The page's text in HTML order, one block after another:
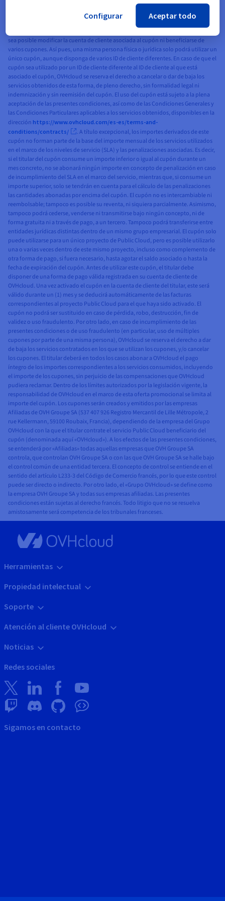
que está asociado el ID de cliente utilizado. El cupón se asigna a una persona física
o jurídica concreta que ya tenga una cuenta de cliente de OVHcloud, y está
asociado a su ID de cliente (identificador único). En caso de que la persona física o
sea posible modificar la cuenta de cliente asociada al cupón ni beneficiarse de
varios cupones. Así pues, una misma persona física o jurídica solo podrá utilizar un
único cupón, aunque disponga de varios ID de cliente diferentes. En caso de que el
cupón sea utilizado por un ID de cliente diferente al ID de cliente al que está
asociado el cupón, OVHcloud se reserva el derecho a cancelar o dar de baja los
servicios obtenidos de esta forma, de pleno derecho, sin formalidad legal ni
indemnización y sin reemisión del cupón. El uso del cupón está sujeto a la plena
aceptación de las presentes condiciones, así como de las Condiciones Generales y
las Condiciones Particulares aplicables a los servicios obtenidos, disponibles en la
dirección https://www.ovhcloud.com/es-es/terms-and-
conditions/contracts/
. A título excepcional, los importes derivados de este
cupón no forman parte de la base del importe mensual de los servicios utilizados
en el marco de los niveles de servicio (SLA) y las penalizaciones asociadas. Es decir,
si el titular del cupón consume un importe inferior o igual al cupón durante un
mes concreto, no se abonará ningún importe en concepto de penalización en caso
de incumplimiento del SLA en el marco del servicio, mientras que, si consume un
importe superior, solo se tendrán en cuenta para el cálculo de las penalizaciones
las cantidades abonadas por encima del cupón. El cupón no es intercambiable ni
reembolsable; tampoco es posible su reventa, ni siquiera parcialmente. Asimismo,
tampoco podrá cederse, venderse ni transmitirse bajo ningún concepto, ni de
forma gratuita ni a través de pago, a un tercero. Tampoco podrá transferirse entre
entidades jurídicas distintas dentro de un mismo grupo empresarial. El cupón solo
puede utilizarse para un único proyecto de Public Cloud, pero es posible utilizarlo
una o varias veces dentro de este mismo proyecto, incluso como complemento de
otra forma de pago, si fuera necesario, hasta agotar el saldo asociado o hasta la
fecha de expiración del cupón. Antes de utilizar este cupón, el titular debe
disponer de una forma de pago válida registrada en su cuenta de cliente de
OVHcloud. Una vez activado el cupón en la cuenta de cliente del titular, este será
válido durante un (1) mes y se deducirá automáticamente de las facturas
correspondientes al proyecto Public Cloud para el que haya sido activado. El
cupón no podrá ser sustituido en caso de pérdida, robo, destrucción, fin de
validez o uso fraudulento. Por otro lado, en caso de incumplimiento de las
presentes condiciones o de uso fraudulento (en particular, uso de múltiples
cupones por parte de una misma persona), OVHcloud se reserva el derecho a dar
de baja los servicios contratados en los que se utilizan los cupones, y/o cancelar
los cupones. El titular deberá en todos los casos abonar a OVHcloud el pago
íntegro de los importes correspondientes a los servicios consumidos, incluyendo
el importe de los cupones, sin perjuicio de las compensaciones que OVHcloud
pudiera reclamar. Dentro de los límites autorizados por la legislación vigente, la
responsabilidad de OVHcloud en el marco de esta oferta promocional se limita al
importe del cupón. Los cupones serán creados y emitidos por las empresas
Afiliadas de OVH Groupe SA (537 407 926 Registro Mercantil de Lille Métropole, 2
rue Kellermann, 59100 Roubaix, Francia), dependiendo de la empresa del Grupo
OVHcloud con la que el titular contrate el servicio Public Cloud beneficiario del
cupón (denominada aquí «OVHcloud»). A los efectos de las presentes condiciones,
se entenderá por «Afiliadas» todas aquellas empresas que OVH Groupe SA
controla, que controlan OVH Groupe SA o con las que OVH Groupe SA se halle bajo
el control común de una entidad tercera. El concepto de control se entiende en el
sentido del artículo L233-3 del Código de Comercio francés, por lo que este control
puede ser directo o indirecto. Por otro lado, el «Grupo OVHcloud» se define como
la empresa OVH Groupe SA y todas sus empresas afiliadas. Las presentes
condiciones están sujetas al derecho francés. Todo litigio que no se resuelva
amistosamente será competencia de los tribunales franceses.
Herramientas
Propiedad intelectual
Soporte
Atención al cliente OVHcloud
Noticias
Redes sociales
Sigamos en contacto
Configurar Aceptar todo